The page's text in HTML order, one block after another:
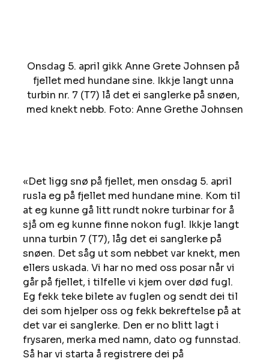
Onsdag 5. april gikk Anne Grete Johnsen på
fjellet med hundane sine. Ikkje langt unna
turbin nr. 7 (T7) lå det ei sanglerke på snøen,
med knekt nebb. Foto: Anne Grethe Johnsen
«Det ligg snø på fjellet, men onsdag 5. april
rusla eg på fjellet med hundane mine. Kom til
at eg kunne gå litt rundt nokre turbinar for å
sjå om eg kunne finne nokon fugl. Ikkje langt
unna turbin 7 (T7), låg det ei sanglerke på
snøen. Det såg ut som nebbet var knekt, men
ellers uskada. Vi har no med oss posar når vi
går på fjellet, i tilfelle vi kjem over død fugl.
Eg fekk teke bilete av fuglen og sendt dei til
dei som hjelper oss og fekk bekreftelse på at
det var ei sanglerke. Den er no blitt lagt i
frysaren, merka med namn, dato og funnstad.
Så har vi starta å registrere dei på